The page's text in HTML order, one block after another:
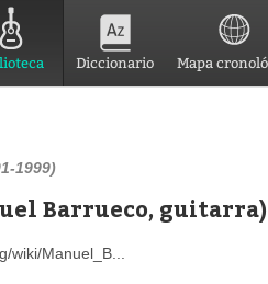
Diccionario Mapa
1999)
Barrueco, guitarra)
wiki/Manuel_B...